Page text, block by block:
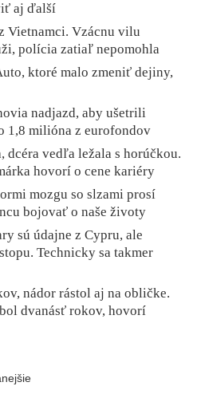
aj ďalší
Vietnamci. Vzácnu vilu
polícia zatiaľ nepomohla
ktoré malo zmeniť dejiny,
nadjazd, aby ušetrili
1,8 milióna z eurofondov
dcéra vedľa ležala s horúčkou.
hovorí o cene kariéry
mozgu so slzami prosí
bojovať o naše životy
sú údajne z Cypru, ale
Technicky sa takmer
nádor rástol aj na obličke.
dvanásť rokov, hovorí